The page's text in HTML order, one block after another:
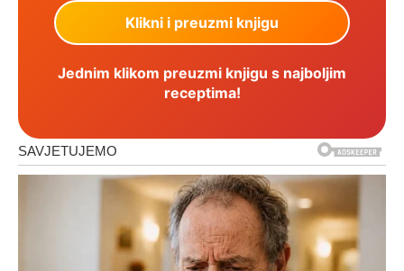
Jednim klikom preuzmi knjigu s najboljim
receptima!